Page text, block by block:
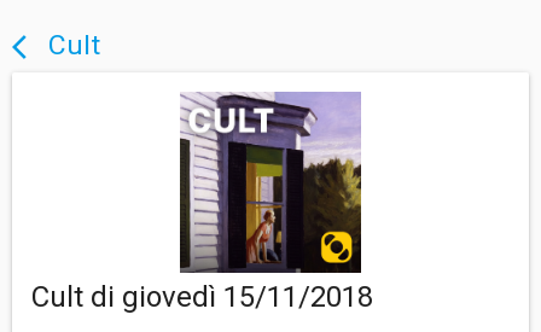
arrow_back_ios Cult
Cult di giovedì 15/11/2018